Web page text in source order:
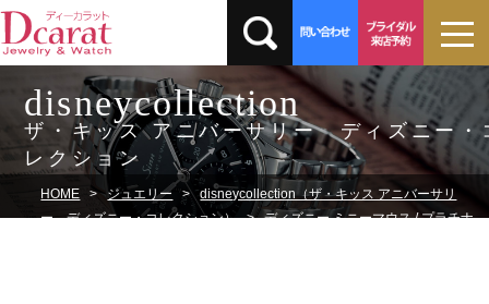
disneycollection
ザ・キッス アニバーサリー ディズニー・
レクション
HOME ジュエリー
disneycollection（ザ・キッス アニバーサリ
ー ディズニー・コレクション）
ディズニー ミニーマウス / プラチナ